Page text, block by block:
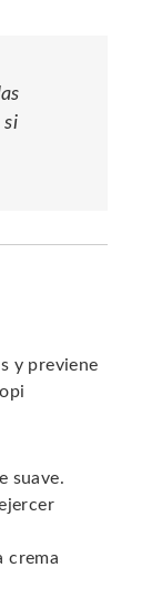
si
y previene
suave.
crema